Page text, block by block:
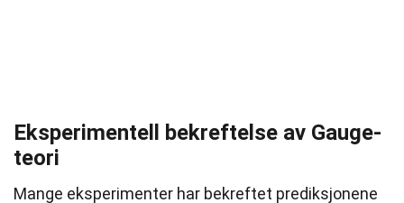
Eksperimentell bekreftelse av Gauge-
teori
Mange eksperimenter har bekreftet prediksjonene